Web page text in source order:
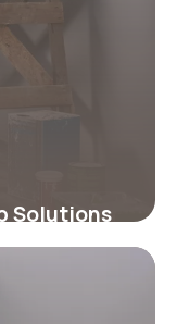
Solutions